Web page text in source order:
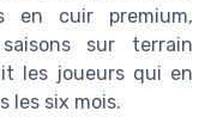
en cuir premium,
sur terrain
les joueurs qui en
les six mois.